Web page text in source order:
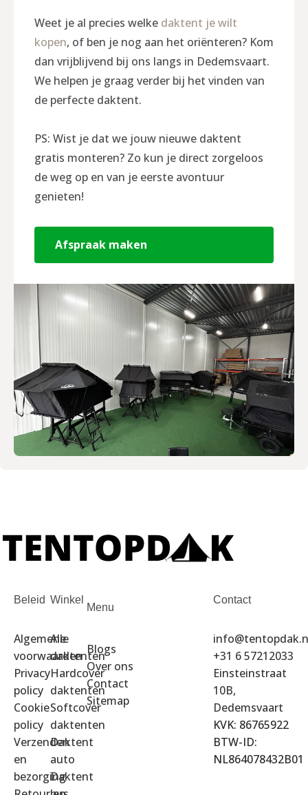
Weet je al precies welke daktent je wilt
kopen, of ben je nog aan het oriënteren? Kom
dan vrijblijvend bij ons langs in Dedemsvaart.
We helpen je graag verder bij het vinden van
de perfecte daktent.
PS: Wist je dat we jouw nieuwe daktent
gratis monteren? Zo kun je direct zorgeloos
de weg op en van je eerste avontuur
genieten!
Afspraak maken
Beleid
Algemene
voorwaarden
Privacy
policy
Cookie
policy
Verzenden
en
bezorging
Winkel
Alle
daktenten
Hardcover
daktenten
Softcover
daktenten
Daktent
auto
Daktent
Menu
Blogs
Over ons
Contact
Sitemap
Contact
+31 6 57212033
Einsteinstraat
10B,
Dedemsvaart
KVK: 86765922
BTW-ID:
NL864078432B01